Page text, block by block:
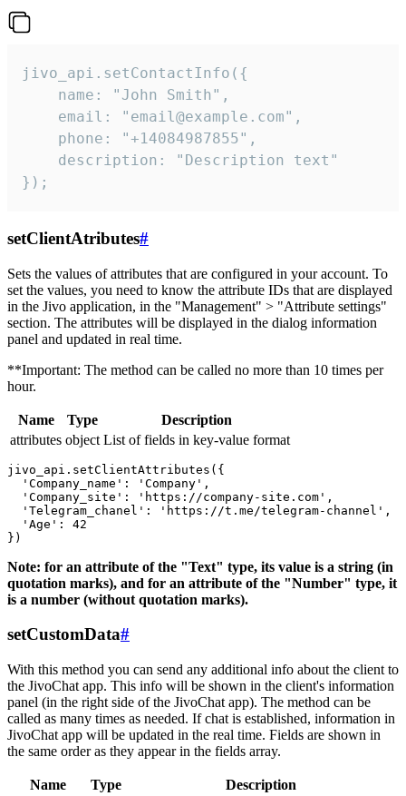
jivo_api.setContactInfo({
    name: "John Smith",
    email: "email@example.com",
    phone: "+14084987855",
    description: "Description text"
});
setClientAtributes#
Sets the values ​​of attributes that are configured in your account. To
set the values, you need to know the attribute IDs that are displayed
in the Jivo application, in the "Management" > "Attribute settings"
section. The attributes will be displayed in the dialog information
panel and updated in real time.
**Important: The method can be called no more than 10 times per
hour.
Name Type
Description
attributes object List of fields in key-value format
jivo_api.setClientAttributes({
  'Company_name': 'Company',
  'Company_site': 'https://company-site.com',
  'Telegram_chanel': 'https://t.me/telegram-channel',
  'Age': 42
Note: for an attribute of the "Text" type, its value is a string (in
quotation marks), and for an attribute of the "Number" type, it
is a number (without quotation marks).
setCustomData#
With this method you can send any additional info about the client to
the JivoChat app. This info will be shown in the client's information
panel (in the right side of the JivoChat app). The method can be
called as many times as needed. If chat is established, information in
JivoChat app will be updated in the real time. Fields are shown in
the same order as they appear in the fields array.
Name Type
Description